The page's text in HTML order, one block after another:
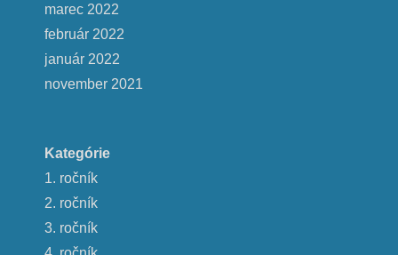
marec 2022
február 2022
január 2022
november 2021
Kategórie
1. ročník
2. ročník
3. ročník